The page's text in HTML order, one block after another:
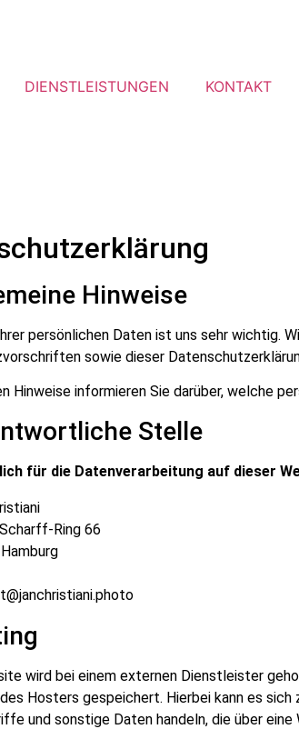
DIENSTLEISTUNGEN KONTAKT
Hinweise
persönlichen Daten ist uns sehr wichtig.
sowie dieser
Hinweise informieren Sie darüber, welche
Stelle
für die Datenverarbeitung auf dieser
Ring 66
wird bei einem externen Dienstleister
Hosters gespeichert. Hierbei kann es
und sonstige Daten handeln, die über